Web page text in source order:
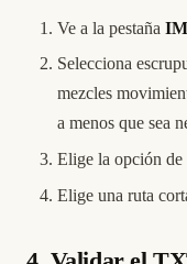
Ve a la pestaña
Selecciona
mezcles
a menos que sea
Elige la opción de
Elige una ruta